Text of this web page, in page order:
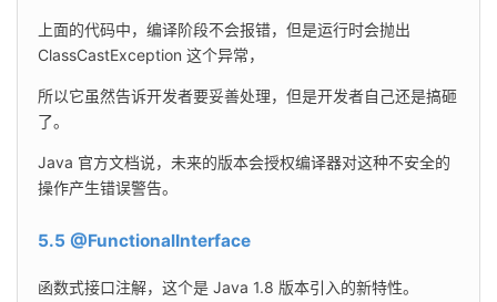
上面的代码中，编译阶段不会报错，但是运行时会抛出
ClassCastException 这个异常，
所以它虽然告诉开发者要妥善处理，但是开发者自己还是搞砸
了。
Java 官方文档说，未来的版本会授权编译器对这种不安全的
操作产生错误警告。
5.5 @FunctionalInterface
函数式接口注解，这个是 Java 1.8 版本引入的新特性。